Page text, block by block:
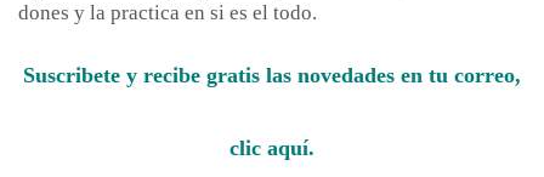
dones y la practica en si es el todo.
Suscribete y recibe gratis las novedades en tu correo,
clic aquí.